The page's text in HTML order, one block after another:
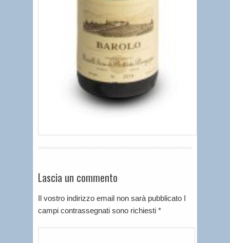
Lascia un commento
Il vostro indirizzo email non sarà pubblicato I
campi contrassegnati sono richiesti *